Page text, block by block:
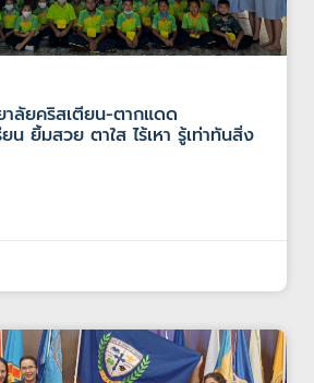
าลัยคริสเตียน-ตากแดด
ยน ยิ้มสวย ตาใส ไร้เหา รู้เท่าทันสิ่ง